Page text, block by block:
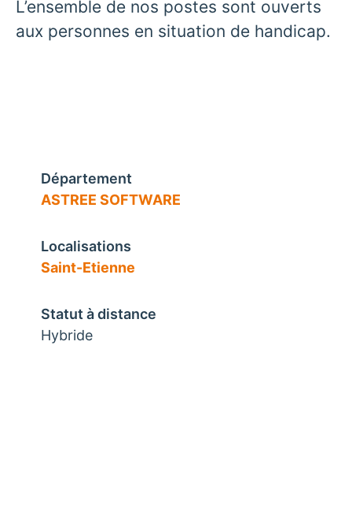
L’ensemble de nos postes sont ouverts
aux personnes en situation de handicap.
Département
ASTREE SOFTWARE
Localisations
Saint-Etienne
Statut à distance
Hybride